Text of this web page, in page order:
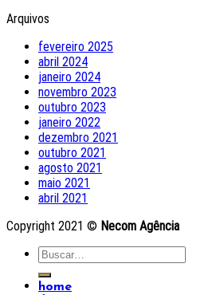
Arquivos
fevereiro 2025
abril 2024
janeiro 2024
novembro 2023
outubro 2023
janeiro 2022
dezembro 2021
outubro 2021
agosto 2021
maio 2021
abril 2021
Copyright 2021 © Necom Agência
home